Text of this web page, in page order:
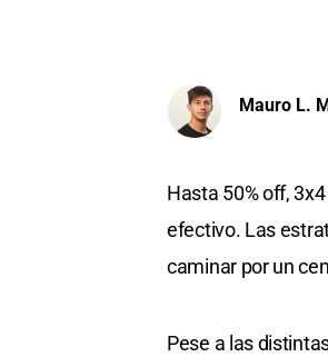
Mauro L.
Hasta 50% off,
efectivo. Las
caminar por un
Pese a las